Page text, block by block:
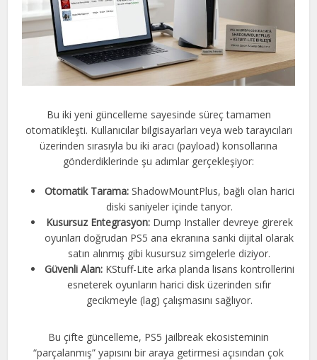
Bu iki yeni güncelleme sayesinde süreç tamamen
otomatikleşti. Kullanıcılar bilgisayarları veya web tarayıcıları
üzerinden sırasıyla bu iki aracı (payload) konsollarına
gönderdiklerinde şu adımlar gerçekleşiyor:
Otomatik Tarama:ShadowMountPlus, bağlı olan harici
diski saniyeler içinde tarıyor.
Kusursuz Entegrasyon:Dump Installer devreye girerek
oyunları doğrudan PS5 ana ekranına sanki dijital olarak
satın alınmış gibi kusursuz simgelerle diziyor.
Güvenli Alan:KStuff-Lite arka planda lisans kontrollerini
esneterek oyunların harici disk üzerinden sıfır
gecikmeyle (lag) çalışmasını sağlıyor.
Bu çifte güncelleme, PS5 jailbreak ekosisteminin
“parçalanmış” yapısını bir araya getirmesi açısından çok